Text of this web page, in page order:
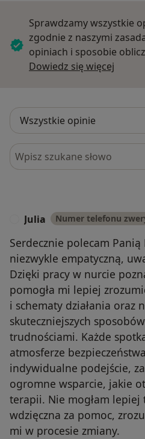
Sprawdzamy wszystkie
zgodnie z naszymi
opiniach i sposobie
Dowiedz się więcej
Szukaj w opiniach
Julia Numer telefonu
Serdecznie polecam Panią
niezwykle empatyczną,
Dzięki pracy w nurcie
pomogła mi lepiej
i schematy działania oraz
skuteczniejszych
trudnościami. Każde
atmosferze
indywidualne podejście,
ogromne wsparcie, jakie
terapii. Nie mogłam
wdzięczna za pomoc,
mi w procesie zmiany.